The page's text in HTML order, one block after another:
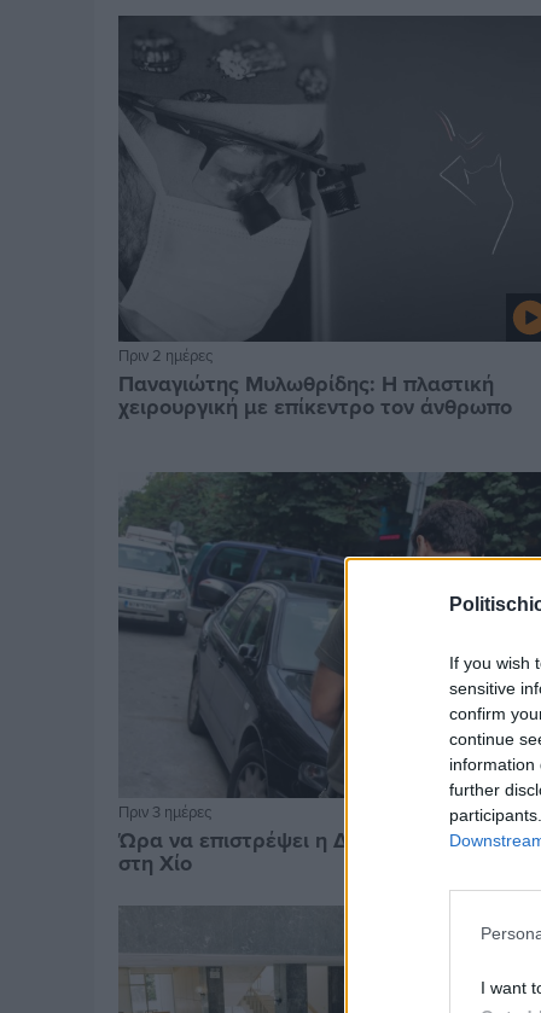
If you wish
sensitive
confirm
continue
information
further
I want
Πριν 2 ημέρες
Παναγιώτης Μυλωθρίδης: Η πλαστική
χειρουργική με επίκεντρο τον άνθρωπο
Πριν 3 ημέρες
Ώρα να επιστρέψει η Δημοτική Αστυνομία
στη Χίο